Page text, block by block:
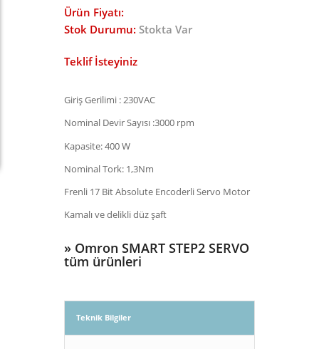
Ürün Fiyatı:
Stok Durumu: Stokta Var
Teklif İsteyiniz
Giriş Gerilimi : 230VAC
Nominal Devir Sayısı :3000 rpm
Kapasite: 400 W
Nominal Tork: 1,3Nm
Frenli 17 Bit Absolute Encoderli Servo Motor
Kamalı ve delikli düz şaft
» Omron SMART STEP2 SERVO
tüm ürünleri
Teknik Bilgiler